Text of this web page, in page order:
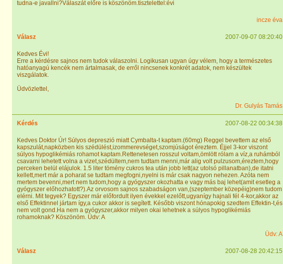
tudna-e javallni?Válaszát előre is köszönöm.tisztelettel:évi
incze éva
Válasz 2007-09-07 08:20:40
Kedves Évi!
Erre a kérdésre sajnos nem tudok válaszolni. Logikusan ugyan úgy vélem, hogy a természetes
hatóanyagú kencék nem ártalmasak, de erről nincsenek konkrét adatok, nem készültek
viszgálatok.
Üdvözlettel,
Dr. Gulyás Tamás
Kérdés 2007-08-22 00:34:38
Kedves Doktor Úr! Súlyos depreszió miatt Cymbalta-t kaptam.(60mg) Reggel bevettem az első
kapszulát,napközben kis szédülést,izommerevséget,szomjúságot éreztem. Éjjel 3-kor viszont
súlyos hypoglikémiás rohamot kaptam.Rettenetesen rosszul voltam,ömlött rólam a víz,a ruhámból
csavarni lehetett volna a vizet,szédültem,nem tudtam menni,már alig volt pulzusom,éreztem,hogy
perceken belül elájulok. 1.5 liter tömény cukros tea után jobb lett(az utolsó pillanatban),de itatni
kellett,mert már a poharat se tudtam megfogni,nyelni is már csak nagyon nehezen. Azóta nem
mertem bevenni,mert nem tudom,hogy a gyógyszer okozhatta e vagy más baj lehet(amit esetleg a
gyógyszer előhozhatott?).Az orvosom sajnos szabadságon van,(szeptember közepéig)nem tudom
elérni. Mit tegyek? Egyszer már előfordult ilyen évekkel ezelőtt,ugyanígy hajnali fél 4-kor,akkor az
első Effektinnel jártam így,a cukor akkor is segített. Később viszont hónapokig szedtem Effektin-t,és
nem volt gond.Ha nem a gyógyszer,akkor milyen okai lehetnek a súlyos hypoglikémiás
rohamoknak? Köszönöm. Üdv: A
Üdv: A
Válasz 2007-08-28 20:42:15